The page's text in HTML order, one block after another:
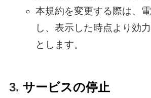
本規約を変更する際は、
し、表示した時点より効
とします。
サービスの停止